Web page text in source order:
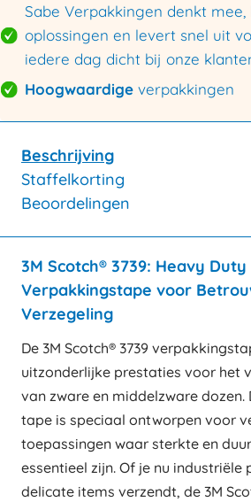
Sabe Verpakkingen denkt
oplossingen en levert snel uit
iedere dag dicht bij onze
Hoogwaardige verpakkingen
Beschrijving
Staffelkorting
Beoordelingen
3M Scotch® 3739: Heavy Duty
Verpakkingstape voor
Verzegeling
De 3M Scotch® 3739
uitzonderlijke prestaties voor het
van zware en middelzware dozen.
tape is speciaal ontworpen voor
toepassingen waar sterkte en
essentieel zijn. Of je nu industriële
delicate items verzendt, de 3M